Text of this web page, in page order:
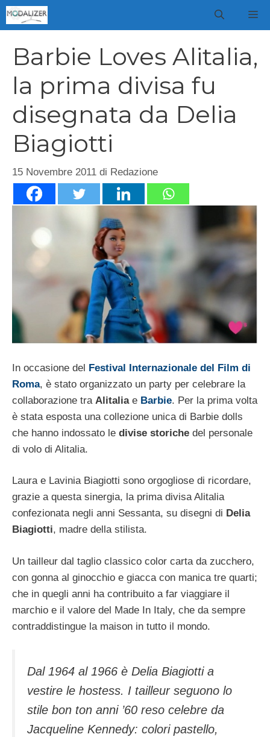
Vai
al
Barbie Loves Alitalia,
la prima divisa fu
disegnata da Delia
Biagiotti
15 Novembre 2011 di Redazione
In occasione del Festival Internazionale del Film di
Roma, è stato organizzato un party per celebrare la
collaborazione tra Alitalia e Barbie. Per la prima volta
è stata esposta una collezione unica di Barbie dolls
che hanno indossato le divise storiche del personale
di volo di Alitalia.
Laura e Lavinia Biagiotti sono orgogliose di ricordare,
grazie a questa sinergia, la prima divisa Alitalia
confezionata negli anni Sessanta, su disegni di Delia
Biagiotti, madre della stilista.
Un tailleur dal taglio classico color carta da zucchero,
con gonna al ginocchio e giacca con manica tre quarti;
che in quegli anni ha contribuito a far viaggiare il
marchio e il valore del Made In Italy, che da sempre
contraddistingue la maison in tutto il mondo.
Dal 1964 al 1966 è Delia Biagiotti a
vestire le hostess. I tailleur seguono lo
stile bon ton anni ’60 reso celebre da
Jacqueline Kennedy: colori pastello,